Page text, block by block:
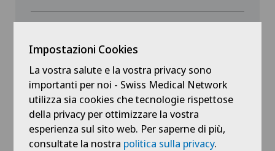
Mostra tutto
Impostazioni Cookies
La vostra salute e la vostra privacy sono
importanti per noi - Swiss Medical Network
utilizza sia cookies che tecnologie rispettose
della privacy per ottimizzare la vostra
esperienza sul sito web. Per saperne di più,
consultate la nostra politica sulla privacy.